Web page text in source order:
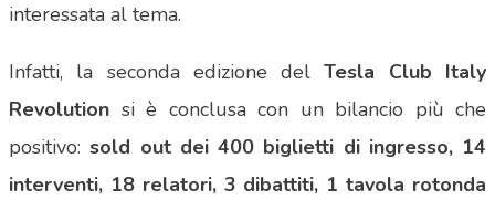
interessata al tema.
Infatti, la seconda edizione delTesla Club Italy
Revolution si è conclusa con un bilancio più che
positivo:sold out dei 400 biglietti di ingresso, 14
interventi, 18 relatori, 3 dibattiti, 1 tavola rotonda